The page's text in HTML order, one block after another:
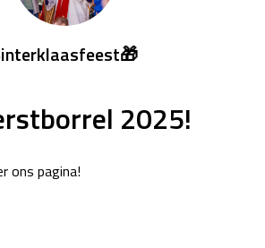
2025!
ons pagina!